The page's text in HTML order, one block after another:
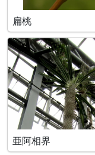
扁桃
亜阿相界